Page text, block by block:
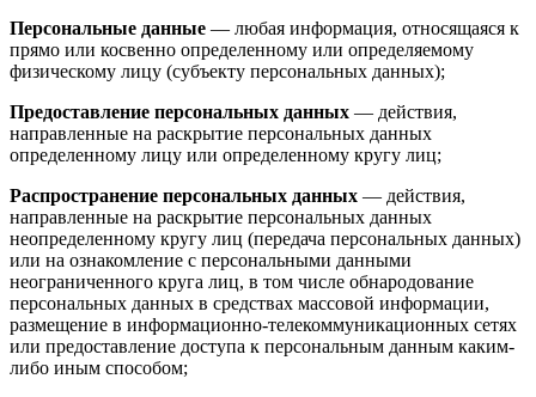
Персональные данные — любая информация, относящаяся к
прямо или косвенно определенному или определяемому
физическому лицу (субъекту персональных данных);
Предоставление персональных данных — действия,
направленные на раскрытие персональных данных
определенному лицу или определенному кругу лиц;
Распространение персональных данных — действия,
направленные на раскрытие персональных данных
неопределенному кругу лиц (передача персональных данных)
или на ознакомление с персональными данными
неограниченного круга лиц, в том числе обнародование
персональных данных в средствах массовой информации,
размещение в информационно-телекоммуникационных сетях
или предоставление доступа к персональным данным каким-
либо иным способом;